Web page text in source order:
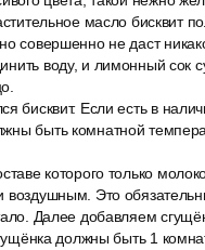
масло бисквит
совершенно не даст
воду, и лимонный сок
бисквит. Если есть в
быть комнатной
которого только
Это
Далее добавляем
должны быть 1